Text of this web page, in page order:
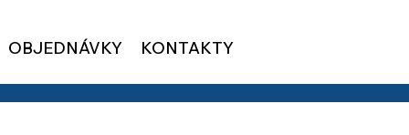
OBJEDNÁVKY KONTAKTY